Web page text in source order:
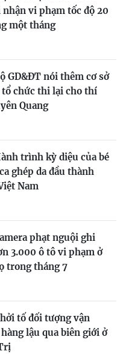
vi phạm tốc độ 20
một tháng
GD&ĐT nói thêm cơ sở
chức thi lại cho thí
Quang
trình kỳ diệu của bé
ghép da đầu thành
Nam
phạt nguội ghi
3.000 ô tô vi phạm ở
trong tháng 7
tố đối tượng vận
lậu qua biên giới ở